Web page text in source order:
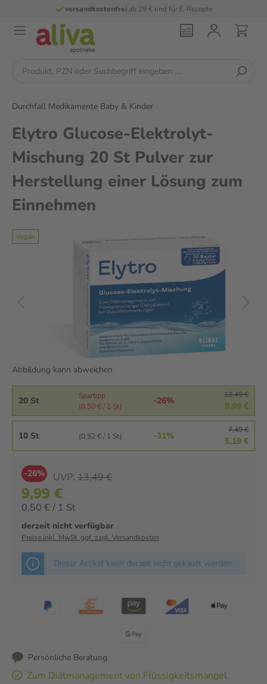
versandkostenfreiab 29 € und für E-Rezepte
Durchfall Medikamente Baby & Kinder
Elytro Glucose-Elektrolyt-
Mischung 20 St Pulver zur
Herstellung einer Lösung zum
Einnehmen
Vegan
Abbildung kann abweichen
20 St
Spartipp
(0,50 € / 1 St)
-26%
13,49 €
9,99 €
10 St (0,52 € / 1 St) -31%
7,49 €
5,19 €
-26% UVP: 13,49 €
9,99 €
0,50 € / 1 St
derzeit nicht verfügbar
Preise inkl. MwSt. ggf. zzgl. Versandkosten
Dieser Artikel kann derzeit nicht gekauft werden.
Persönliche Beratung
Zum Diätmanagement von Flüssigkeitsmangel